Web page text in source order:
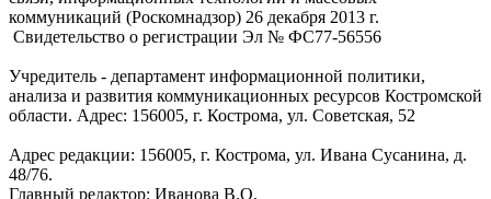
коммуникаций (Роскомнадзор) 26 декабря 2013 г.
Свидетельство о регистрации Эл № ФC77-56556
Учредитель - департамент информационной политики,
анализа и развития коммуникационных ресурсов Костромской
области. Адрес: 156005, г. Кострома, ул. Советская, 52
Адрес редакции: 156005, г. Кострома, ул. Ивана Сусанина, д.
48/76.
Главный редактор: Иванова В.О.